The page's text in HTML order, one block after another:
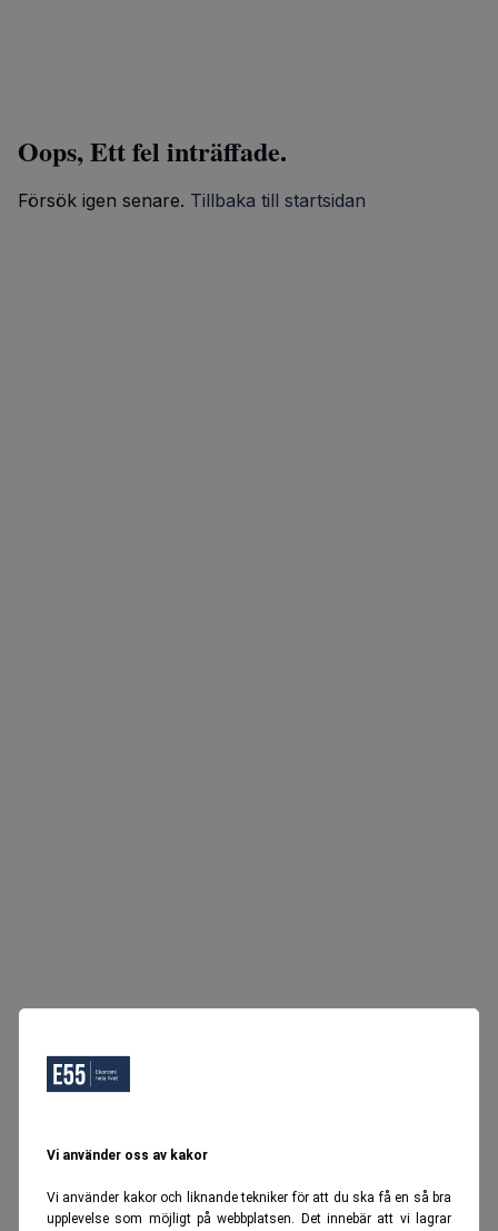
Vi använder oss av kakor
Vi använder kakor och liknande tekniker för att du ska få en så bra
upplevelse som möjligt på webbplatsen. Det innebär att vi lagrar
Oops, Ett fel inträffade.
Försök igen senare. Tillbaka till startsidan